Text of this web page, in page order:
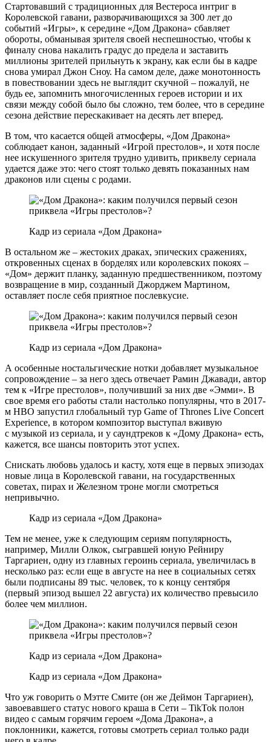
Стартовавший с традиционных для Вестероса интриг в
Королевской гавани, разворачивающихся за 300 лет до
событий «Игры», к середине «Дом Дракона» сбавляет
обороты, обманывая зрителя своей неспешностью, чтобы к
финалу снова накалить градус до предела и заставить
миллионы зрителей прильнуть к экрану, как если бы в кадре
снова умирал Джон Сноу. На самом деле, даже монотонность
в повествовании здесь не выглядит скучной – пожалуй, не
будь ее, запомнить многочисленных героев истории и их
связи между собой было бы сложно, тем более, что в середине
сезона действие перескакивает на десять лет вперед.
В том, что касается общей атмосферы, «Дом Дракона»
соблюдает канон, заданный «Игрой престолов», и хотя после
нее искушенного зрителя трудно удивить, приквелу сериала
удается даже это: чего стоят только девять показанных нам
драконов или сцены с родами.
Кадр из сериала «Дом Дракона»
В остальном же – жестоких драках, эпических сражениях,
откровенных сценах в борделях или королевских покоях –
«Дом» держит планку, заданную предшественником, поэтому
возвращение в мир, созданный Джорджем Мартином,
оставляет после себя приятное послевкусие.
Кадр из сериала «Дом Дракона»
А особенные ностальгические нотки добавляет музыкальное
сопровождение – за него здесь отвечает Рамин Джавади, автор
тем к «Игре престолов», получивший за них две «Эмми». В
свое время его работы стали настолько популярны, что в 2017-
м HBO запустил глобальный тур Game of Thrones Live Concert
Experience, в котором композитор выступал вживую
с музыкой из сериала, и у саундтреков к «Дому Дракона» есть,
кажется, все шансы повторить этот успех.
Снискать любовь удалось и касту, хотя еще в первых эпизодах
новые лица в Королевской гавани, на государственных
советах, пирах и Железном троне могли смотреться
непривычно.
Кадр из сериала «Дом Дракона»
Тем не менее, уже к следующим сериям популярность,
например, Милли Олкок, сыгравшей юную Рейниру
Таргариен, одну из главных героинь сериала, увеличилась в
несколько раз: если еще в августе на нее в социальных сетях
были подписаны 89 тыс. человек, то к концу сентября
(первый эпизод вышел 22 августа) их количество превысило
более чем миллион.
Кадр из сериала «Дом Дракона»
Кадр из сериала «Дом Дракона»
Что уж говорить о Мэтте Смите (он же Деймон Таргариен),
завоевавшего статус нового краша в Сети – TikTok полон
видео с самым горячим героем «Дома Дракона», а
поклонники, кажется, готовы смотреть сериал только ради